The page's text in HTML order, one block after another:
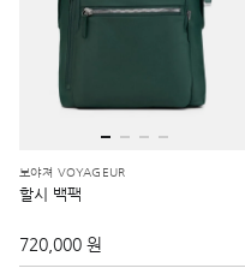
보야져 VOYAGEUR
할시 백팩
720,000 원